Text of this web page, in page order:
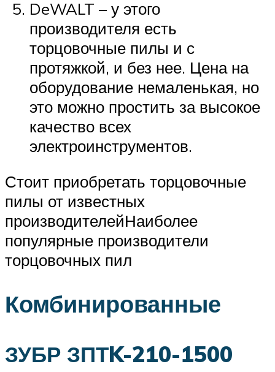
DeWALT – у этого
производителя есть
торцовочные пилы и с
протяжкой, и без нее. Цена на
оборудование немаленькая, но
это можно простить за высокое
качество всех
электроинструментов.
Стоит приобретать торцовочные
пилы от известных
производителейНаиболее
популярные производители
торцовочных пил
Комбинированные
ЗУБР ЗПТK-210-1500